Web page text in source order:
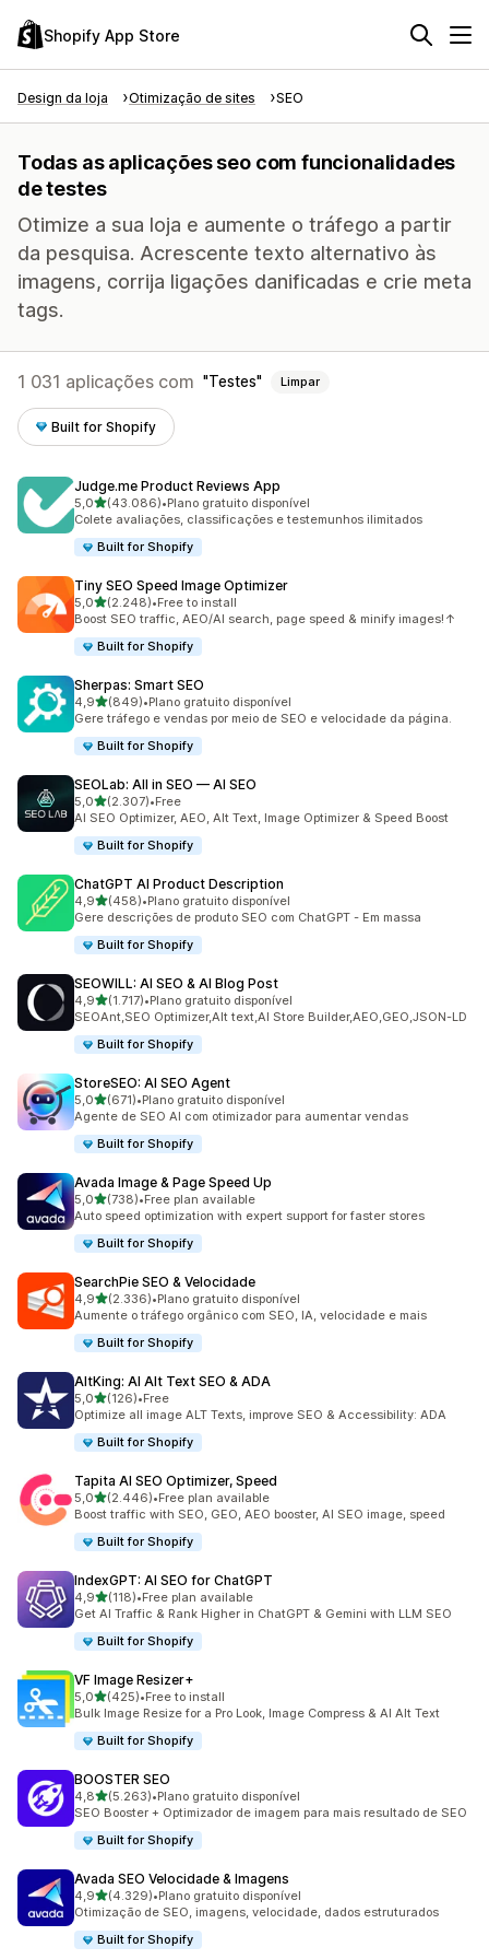
Shopify App Store
Design da loja Otimização de sites SEO
Todas as aplicações seo com funcionalidades
de testes
Otimize a sua loja e aumente o tráfego a partir
da pesquisa. Acrescente texto alternativo às
imagens, corrija ligações danificadas e crie meta
tags.
1 031 aplicações com Testes Limpar
Built for Shopify
Judge.me Product Reviews App
5,0de 5 estrelas
(43.086)
43086 total de avaliações
•Plano gratuito disponível
Colete avaliações, classificações e testemunhos ilimitados
Built for Shopify
Tiny SEO Speed Image Optimizer
5,0de 5 estrelas
(2.248)
2248 total de avaliações
•Free to install
Boost SEO traffic, AEO/AI search, page speed & minify images!↑
Built for Shopify
Sherpas: Smart SEO
4,9de 5 estrelas
(849)
849 total de avaliações
•Plano gratuito disponível
Gere tráfego e vendas por meio de SEO e velocidade da página.
Built for Shopify
SEOLab: All in SEO — AI SEO
5,0de 5 estrelas
(2.307)
2307 total de avaliações
•Free
AI SEO Optimizer, AEO, Alt Text, Image Optimizer & Speed Boost
Built for Shopify
ChatGPT AI Product Description
4,9de 5 estrelas
(458)
458 total de avaliações
•Plano gratuito disponível
Gere descrições de produto SEO com ChatGPT - Em massa
Built for Shopify
SEOWILL: AI SEO & AI Blog Post
4,9de 5 estrelas
(1.717)
1717 total de avaliações
•Plano gratuito disponível
SEOAnt,SEO Optimizer,Alt text,AI Store Builder,AEO,GEO,JSON-LD
Built for Shopify
StoreSEO: AI SEO Agent
5,0de 5 estrelas
(671)
671 total de avaliações
•Plano gratuito disponível
Agente de SEO AI com otimizador para aumentar vendas
Built for Shopify
Avada Image & Page Speed Up
5,0de 5 estrelas
(738)
738 total de avaliações
•Free plan available
Auto speed optimization with expert support for faster stores
Built for Shopify
SearchPie SEO & Velocidade
4,9de 5 estrelas
(2.336)
2336 total de avaliações
•Plano gratuito disponível
Aumente o tráfego orgânico com SEO, IA, velocidade e mais
Built for Shopify
AltKing: AI Alt Text SEO & ADA
5,0de 5 estrelas
(126)
126 total de avaliações
•Free
Optimize all image ALT Texts, improve SEO & Accessibility: ADA
Built for Shopify
Tapita AI SEO Optimizer, Speed
5,0de 5 estrelas
(2.446)
2446 total de avaliações
•Free plan available
Boost traffic with SEO, GEO, AEO booster, AI SEO image, speed
Built for Shopify
IndexGPT: AI SEO for ChatGPT
4,9de 5 estrelas
(118)
118 total de avaliações
•Free plan available
Get AI Traffic & Rank Higher in ChatGPT & Gemini with LLM SEO
Built for Shopify
VF Image Resizer+
5,0de 5 estrelas
(425)
425 total de avaliações
•Free to install
Bulk Image Resize for a Pro Look, Image Compress & AI Alt Text
Built for Shopify
BOOSTER SEO
4,8de 5 estrelas
(5.263)
5263 total de avaliações
•Plano gratuito disponível
SEO Booster + Optimizador de imagem para mais resultado de SEO
Built for Shopify
Avada SEO Velocidade & Imagens
4,9de 5 estrelas
(4.329)
4329 total de avaliações
•Plano gratuito disponível
Otimização de SEO, imagens, velocidade, dados estruturados
Built for Shopify